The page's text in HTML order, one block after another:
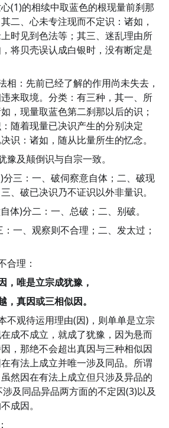
(1)的相续中取蓝色的根现量前刹那
二、心未专注现而不定识：诸如，
时见到色法等；其三、迷乱理由所
将贝壳误认成白银时，没有断定是
相：先前已经了解的作用尚未失去，
来取境。分类：有三种，其一、所
，现量取蓝色第二刹那以后的识；
随着现量已决识产生的分别决定
识：诸如，随从比量所生的忆念。
豫及颠倒识与自宗一致。
分三：一、破伺察意自体；二、破现
、破已决识乃不证识以外非量识。
体)分二：一、总破；二、别破。
一、观察则不合理；二、发太过；
合理：
，唯是立宗成犹豫，
，真因或三相似因。
不观待运用理由(因)，则单单是立宗
成不成立，就成了犹豫，因为悬而
，那绝不会超出真因与三种相似因
有法上成立并唯一涉及同品。所谓
然因在有法上成立但只涉及异品的
及同品异品两方面的不定因(3)以及
成因。